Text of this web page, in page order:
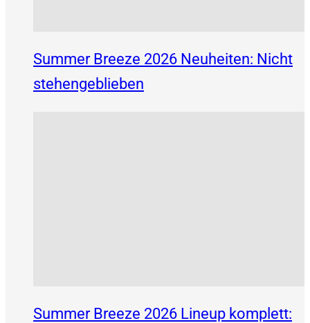
Summer Breeze 2026 Neuheiten: Nicht
stehengeblieben
Summer Breeze 2026 Lineup komplett: